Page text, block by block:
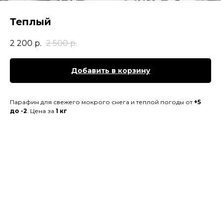
Теплый
2 200 р. 2 500 р.
Добавить в корзину
Парафин для свежего мокрого снега и теплой погоды от +5
до -2. Цена за 1 кг